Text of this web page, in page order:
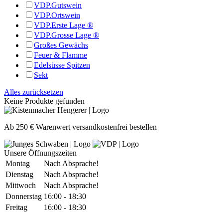
VDP.Gutswein
VDP.Ortswein
VDP.Erste Lage ®
VDP.Grosse Lage ®
Großes Gewächs
Feuer & Flamme
Edelsüsse Spitzen
Sekt
Alles zurücksetzen
Keine Produkte gefunden
Ab 250 € Warenwert versandkostenfrei bestellen
Unsere Öffnungszeiten
Montag
Nach Absprache!
Dienstag
Nach Absprache!
Mittwoch
Nach Absprache!
Donnerstag 16:00 - 18:30
Freitag
16:00 - 18:30